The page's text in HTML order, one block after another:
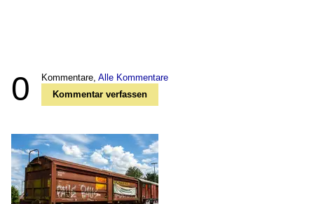
0 Kommentare, Alle Kommentare
Kommentar verfassen